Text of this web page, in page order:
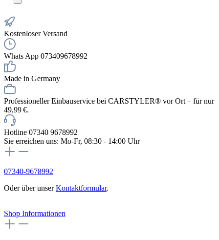
Kostenloser Versand
Whats App 073409678992
Made in Germany
Professioneller Einbauservice bei CARSTYLER® vor Ort – für nur
49,99 €.
Hotline 07340 9678992
Sie erreichen uns: Mo-Fr, 08:30 - 14:00 Uhr
07340-9678992
Oder über unserKontaktformular.
Shop Informationen